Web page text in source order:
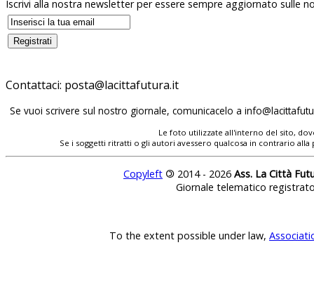
Iscrivi alla nostra newsletter per essere sempre aggiornato sulle
Contattaci: posta@lacittafutura.it
Se vuoi scrivere sul nostro giornale, comunicacelo a
Le foto utilizzate all'interno del sito,
Se i soggetti ritratti o gli autori avessero qualcosa in contrario
Copyleft © 2014 - 2026 Ass. La Città
Giornale telematico
To the extent possible under law,